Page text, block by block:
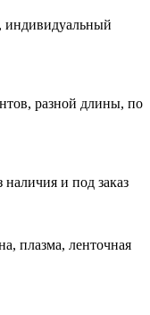
индивидуальный
разной длины, по
и под заказ
плазма, ленточная